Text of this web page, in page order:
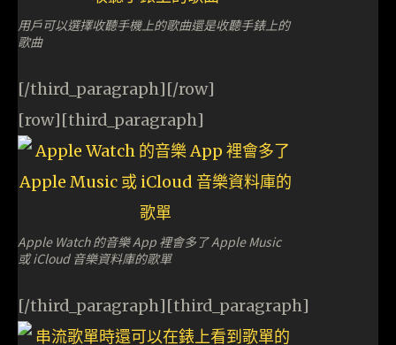
用戶可以選擇收聽手機上的歌曲還是收聽手錶上的
歌曲
[/third_paragraph][/row]
[row][third_paragraph]
Apple Watch 的音樂 App 裡會多了 Apple Music
或 iCloud 音樂資料庫的歌單
[/third_paragraph][third_paragraph]